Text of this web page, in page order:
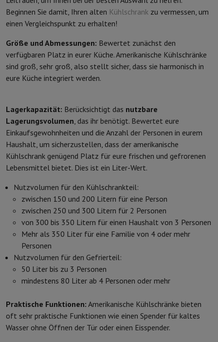
Beginnen Sie damit, Ihren alten Kühlschrank zu vermessen, um
einen Vergleichspunkt zu erhalten!
Größe und Abmessungen: Bewertet zunächst den
verfügbaren Platz in eurer Küche. Amerikanische Kühlschränke
sind groß, sehr groß, also stellt sicher, dass sie harmonisch in
eure Küche integriert werden.
Lagerkapazität: Berücksichtigt das nutzbare
Lagerungsvolumen, das ihr benötigt. Bewertet eure
Einkaufsgewohnheiten und die Anzahl der Personen in eurem
Haushalt, um sicherzustellen, dass der amerikanische
Kühlschrank genügend Platz für eure frischen und gefrorenen
Lebensmittel bietet. Dies ist ein Liter-Wert.
Nutzvolumen für den Kühlschrankteil:
zwischen 150 und 200 Litern für eine Person
zwischen 250 und 300 Litern für 2 Personen
von 300 bis 350 Litern für einen Haushalt von 3 Personen
Mehr als 350 Liter für eine Familie von 4 oder mehr
Personen
Nutzvolumen für den Gefrierteil:
50 Liter bis zu 3 Personen
mindestens 80 Liter ab 4 Personen oder mehr
Praktische Funktionen: Amerikanische Kühlschränke bieten
oft sehr praktische Funktionen wie einen Spender für kaltes
Wasser ohne Öffnen der Tür oder einen Eisspender.